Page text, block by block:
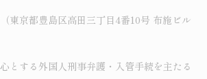
東京都豊島区高田三丁目4番10号 布施ビル
とする外国人刑事弁護・入管手続を主たる